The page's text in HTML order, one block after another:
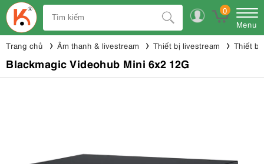
0
Menu
Trang chủ Âm thanh & livestream Thiết bị livestream Thiết bị
Blackmagic Videohub Mini 6x2 12G